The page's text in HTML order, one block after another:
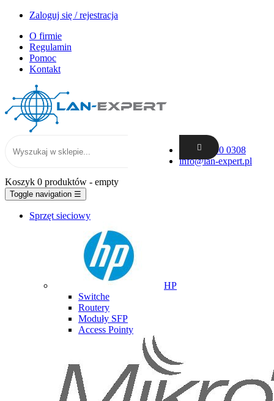
Zaloguj się / rejestracja
O firmie
Regulamin
Pomoc
Kontakt
+48 62 300 0308
info@lan-expert.pl
Koszyk 0 produktów - empty
Toggle navigation ☰
Sprzęt sieciowy
HP
Switche
Routery
Moduły SFP
Access Pointy